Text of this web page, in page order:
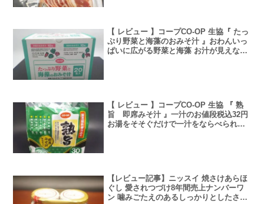
【 レビュー 】コープCO-OP 生協『 たっ
ぷり野菜と海藻のおみそ汁 』おわんいっ
ぱいに広がる野菜と海藻 お汁が見えない
【 レビュー 】コープCO-OP 生協 『 熟
旨 即席みそ汁 』一汁のお値段税込32円
お湯をそそぐだけで一汁をならべられる
【レビュー記事】ニッスイ 焼さけあらほ
ぐし 愛されつづけ8年間売上ナンバーワ
ン 噛みごたえのあるしっかりとしたさけ